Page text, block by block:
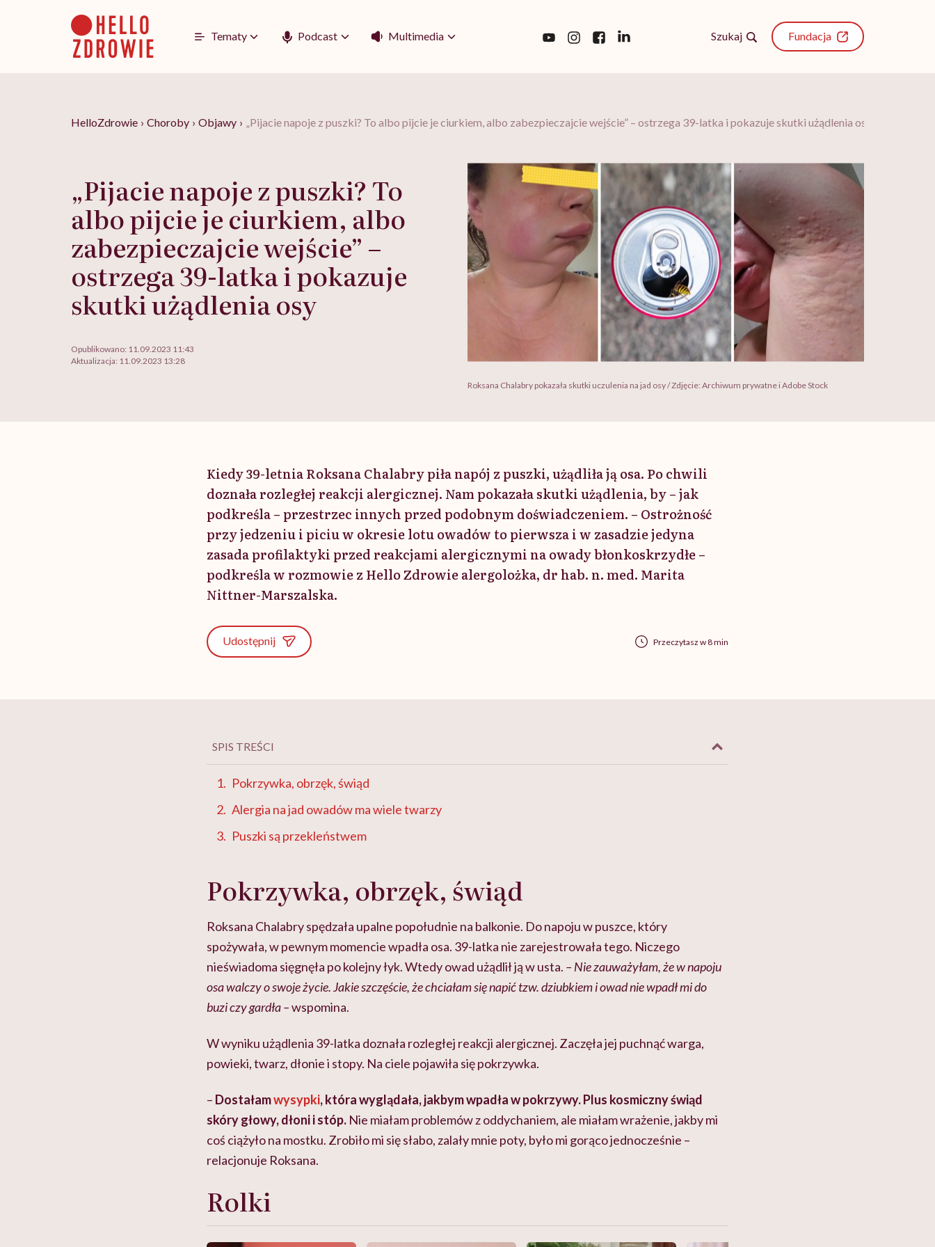
Tematy Podcast Multimedia Szukaj Fundacja
HelloZdrowie › Choroby › Objawy › „Pijacie napoje z puszki? To albo pijcie je ciurkiem, albo zabezpieczajcie wejście” – ostrzega 39-latka i pokazuje skutki użądlenia osy
„Pijacie napoje z puszki? To
albo pijcie je ciurkiem, albo
zabezpieczajcie wejście” –
ostrzega 39-latka i pokazuje
skutki użądlenia osy
Opublikowano: 11.09.2023 11:43
Aktualizacja: 11.09.2023 13:28
Roksana Chalabry pokazała skutki uczulenia na jad osy / Zdjęcie: Archiwum prywatne i Adobe Stock
Kiedy 39-letnia Roksana Chalabry piła napój z puszki, użądliła ją osa. Po chwili
doznała rozległej reakcji alergicznej. Nam pokazała skutki użądlenia, by – jak
podkreśla – przestrzec innych przed podobnym doświadczeniem. – Ostrożność
przy jedzeniu i piciu w okresie lotu owadów to pierwsza i w zasadzie jedyna
zasada profilaktyki przed reakcjami alergicznymi na owady błonkoskrzydłe –
podkreśla w rozmowie z Hello Zdrowie alergolożka, dr hab. n. med. Marita
Nittner-Marszalska.
Udostępnij Przeczytasz w 8 min
SPIS TREŚCI
Pokrzywka, obrzęk, świąd
Alergia na jad owadów ma wiele twarzy
Puszki są przekleństwem
Pokrzywka, obrzęk, świąd
Roksana Chalabry spędzała upalne popołudnie na balkonie. Do napoju w puszce, który
spożywała, w pewnym momencie wpadła osa. 39-latka nie zarejestrowała tego. Niczego
nieświadoma sięgnęła po kolejny łyk. Wtedy owad użądlił ją w usta. – Nie zauważyłam, że w napoju
osa walczy o swoje życie. Jakie szczęście, że chciałam się napić tzw. dziubkiem i owad nie wpadł mi do
buzi czy gardła –wspomina.
W wyniku użądlenia 39-latka doznała rozległej reakcji alergicznej. Zaczęła jej puchnąć warga,
powieki, twarz, dłonie i stopy. Na ciele pojawiła się pokrzywka.
– Dostałamwysypki, która wyglądała, jakbym wpadła w pokrzywy. Plus kosmiczny świąd
skóry głowy, dłoni i stóp. Nie miałam problemów z oddychaniem, ale miałam wrażenie, jakby mi
coś ciążyło na mostku. Zrobiło mi się słabo, zalały mnie poty, było mi gorąco jednocześnie –
relacjonuje Roksana.
Rolki